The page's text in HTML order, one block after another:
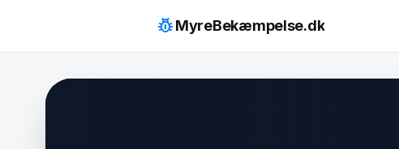
indhold
pest_controlMyreBekæmpelse.dk